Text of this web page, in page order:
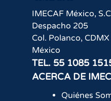
IMECAF México,
Despacho 205
Col. Polanco, CDMX
México
TEL. 55 1085
ACERCA DE
Quiénes